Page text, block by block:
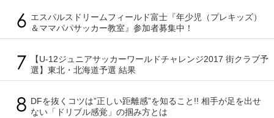
エスパルスドリームフィールド富士『年少児（プレキッズ）
＆ママパパサッカー教室』参加者募集中！
【U-12ジュニアサッカーワールドチャレンジ2017 街クラブ予
選】東北・北海道予選 結果
DFを抜くコツは”正しい距離感”を知ること!! 相手が足を出せ
ない「ドリブル感覚」の掴み方とは